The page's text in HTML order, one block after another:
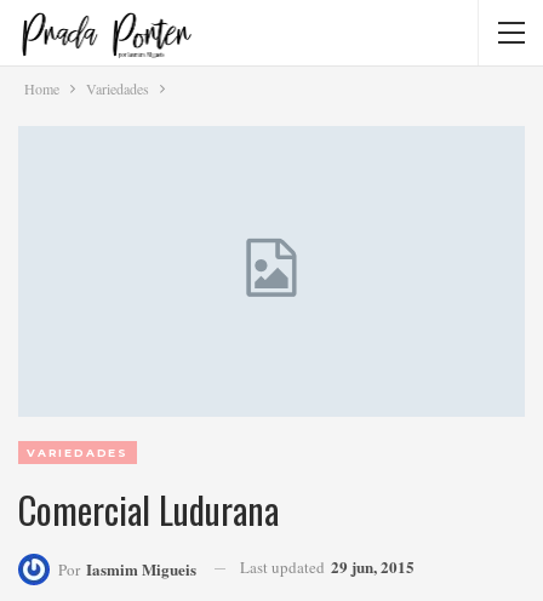
Home Variedades
VARIEDADES
Comercial Ludurana
Por Iasmim Migueis Last updated 29 jun, 2015